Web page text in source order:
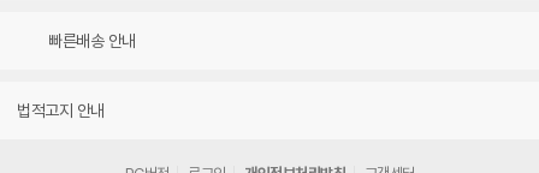
빠른배송 안내
법적고지 안내